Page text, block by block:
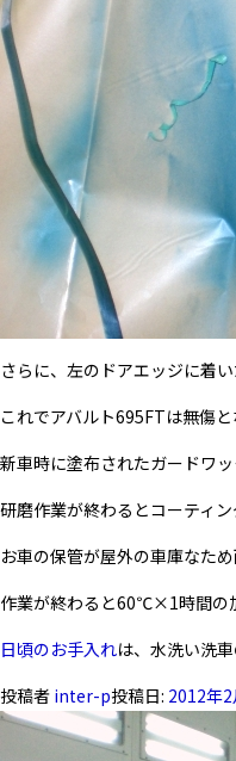
さらに、左のドアエッジに着
これでアバルト695FTは無傷
新車時に塗布されたガードワ
研磨作業が終わるとコーティ
お車の保管が屋外の車庫なた
作業が終わると60℃×1時間の
日頃のお手入れは、水洗い洗
投稿者 inter-p投稿日: 2012年